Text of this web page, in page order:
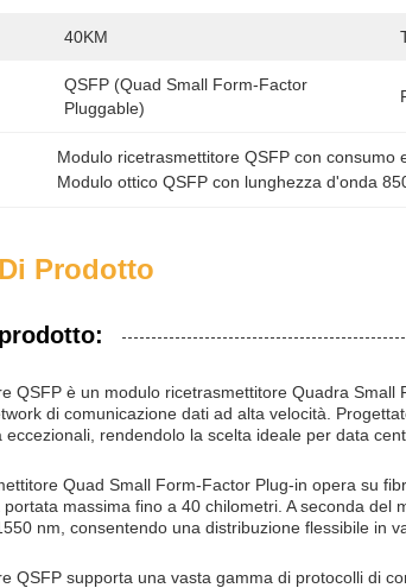
40KM
QSFP (Quad Small Form-Factor
Pluggable)
Modulo ricetrasmettitore QSFP con consumo
Modulo ottico QSFP con lunghezza d'onda
Prodotto
QSFP è un modulo ricetrasmettitore Quadra
di comunicazione dati ad alta velocità.
rendendolo la scelta ideale per data
Quad Small Form-Factor Plug-in opera su
massima fino a 40 chilometri. A seconda
nm, consentendo una distribuzione flessibile in
QSFP supporta una vasta gamma di protocolli di